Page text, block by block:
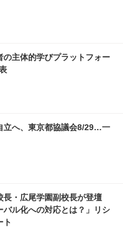
の主体的学びプラットフォー
立へ、東京都協議会8/29…一
長・広尾学園副校長が登壇
バル化への対応とは？」リシ
ト